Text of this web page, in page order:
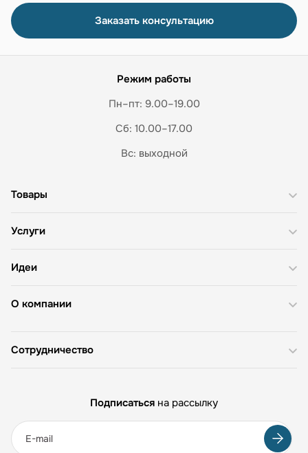
Заказать консультацию
Режим работы
Пн–пт: 9.00–19.00
Сб: 10.00–17.00
Вс: выходной
О компании
Товары
Услуги
Идеи
Сотрудничество
Подписаться на рассылку